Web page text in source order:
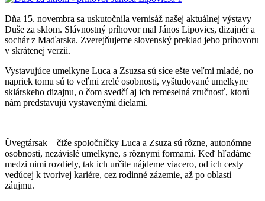
Dňa 15. novembra sa uskutočnila vernisáž našej aktuálnej výstavy
Duše za sklom. Slávnostný príhovor mal János Lipovics, dizajnér a
sochár z Maďarska. Zverejňujeme slovenský preklad jeho príhovoru
v skrátenej verzii.
Vystavujúce umelkyne Luca a Zsuzsa sú síce ešte veľmi mladé, no
napriek tomu sú to veľmi zrelé osobnosti, vyštudované umelkyne
sklárskeho dizajnu, o čom svedčí aj ich remeselná zručnosť, ktorú
nám predstavujú vystavenými dielami.
Üvegtársak – čiže spoločníčky Luca a Zsuza sú rôzne, autonómne
osobnosti, nezávislé umelkyne, s rôznymi formami. Keď hľadáme
medzi nimi rozdiely, tak ich určite nájdeme viacero, od ich cesty
vedúcej k tvorivej kariére, cez rodinné zázemie, až po oblasti
záujmu.